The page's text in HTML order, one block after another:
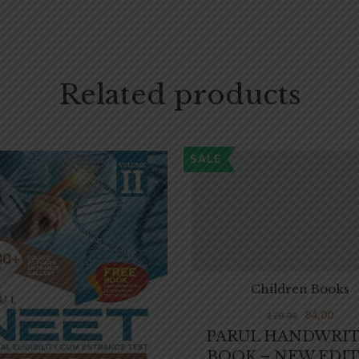
Related products
SALE
PARUL
Children Books
120.00 84.00